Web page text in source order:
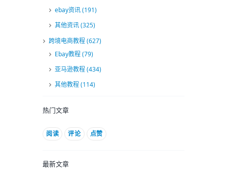
ebay资讯(191)
其他资讯(325)
跨境电商教程(627)
Ebay教程(79)
亚马逊教程(434)
其他教程(114)
热门文章
阅读 评论 点赞
最新文章